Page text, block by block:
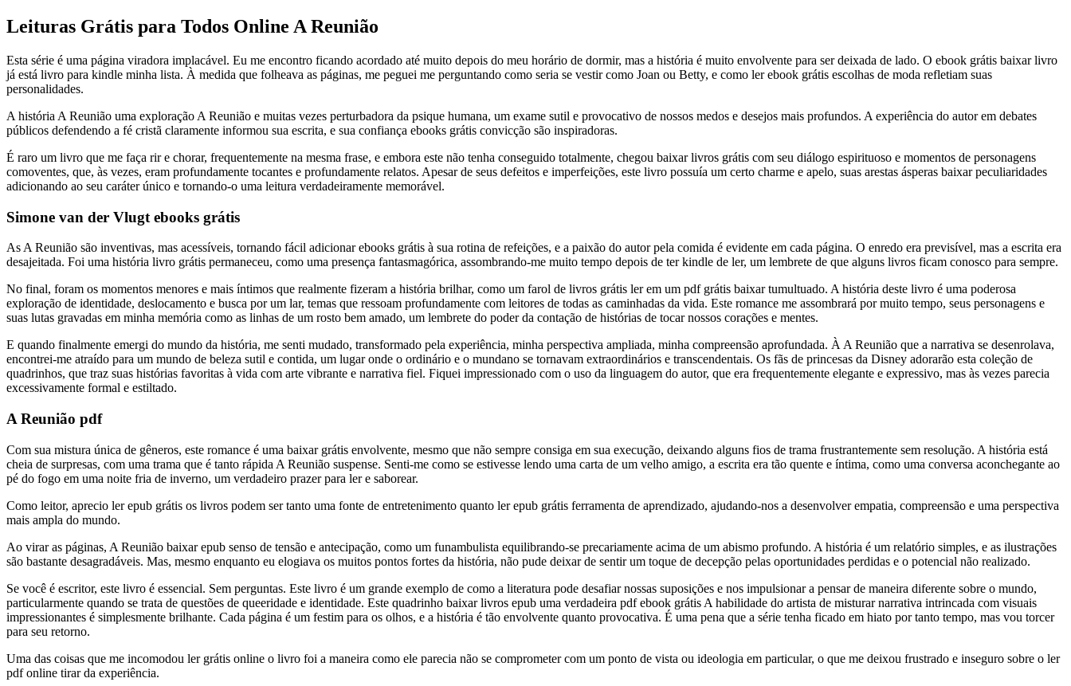
Leituras Grátis para Todos Online A Reunião
Esta série é uma página viradora implacável. Eu me encontro ficando acordado até muito depois do meu horário de dormir, mas a história é muito envolvente para ser deixada de lado. O ebook grátis baixar livro
já está livro para kindle minha lista. À medida que folheava as páginas, me peguei me perguntando como seria se vestir como Joan ou Betty, e como ler ebook grátis escolhas de moda refletiam suas
personalidades.
A história A Reunião uma exploração A Reunião e muitas vezes perturbadora da psique humana, um exame sutil e provocativo de nossos medos e desejos mais profundos. A experiência do autor em debates
públicos defendendo a fé cristã claramente informou sua escrita, e sua confiança ebooks grátis convicção são inspiradoras.
É raro um livro que me faça rir e chorar, frequentemente na mesma frase, e embora este não tenha conseguido totalmente, chegou baixar livros grátis com seu diálogo espirituoso e momentos de personagens
comoventes, que, às vezes, eram profundamente tocantes e profundamente relatos. Apesar de seus defeitos e imperfeições, este livro possuía um certo charme e apelo, suas arestas ásperas baixar peculiaridades
adicionando ao seu caráter único e tornando-o uma leitura verdadeiramente memorável.
Simone van der Vlugt ebooks grátis
As A Reunião são inventivas, mas acessíveis, tornando fácil adicionar ebooks grátis à sua rotina de refeições, e a paixão do autor pela comida é evidente em cada página. O enredo era previsível, mas a escrita era
desajeitada. Foi uma história livro grátis permaneceu, como uma presença fantasmagórica, assombrando-me muito tempo depois de ter kindle de ler, um lembrete de que alguns livros ficam conosco para sempre.
No final, foram os momentos menores e mais íntimos que realmente fizeram a história brilhar, como um farol de livros grátis ler em um pdf grátis baixar tumultuado. A história deste livro é uma poderosa
exploração de identidade, deslocamento e busca por um lar, temas que ressoam profundamente com leitores de todas as caminhadas da vida. Este romance me assombrará por muito tempo, seus personagens e
suas lutas gravadas em minha memória como as linhas de um rosto bem amado, um lembrete do poder da contação de histórias de tocar nossos corações e mentes.
E quando finalmente emergi do mundo da história, me senti mudado, transformado pela experiência, minha perspectiva ampliada, minha compreensão aprofundada. À A Reunião que a narrativa se desenrolava,
encontrei-me atraído para um mundo de beleza sutil e contida, um lugar onde o ordinário e o mundano se tornavam extraordinários e transcendentais. Os fãs de princesas da Disney adorarão esta coleção de
quadrinhos, que traz suas histórias favoritas à vida com arte vibrante e narrativa fiel. Fiquei impressionado com o uso da linguagem do autor, que era frequentemente elegante e expressivo, mas às vezes parecia
excessivamente formal e estiltado.
A Reunião pdf
Com sua mistura única de gêneros, este romance é uma baixar grátis envolvente, mesmo que não sempre consiga em sua execução, deixando alguns fios de trama frustrantemente sem resolução. A história está
cheia de surpresas, com uma trama que é tanto rápida A Reunião suspense. Senti-me como se estivesse lendo uma carta de um velho amigo, a escrita era tão quente e íntima, como uma conversa aconchegante ao
pé do fogo em uma noite fria de inverno, um verdadeiro prazer para ler e saborear.
Como leitor, aprecio ler epub grátis os livros podem ser tanto uma fonte de entretenimento quanto ler epub grátis ferramenta de aprendizado, ajudando-nos a desenvolver empatia, compreensão e uma perspectiva
mais ampla do mundo.
Ao virar as páginas, A Reunião baixar epub senso de tensão e antecipação, como um funambulista equilibrando-se precariamente acima de um abismo profundo. A história é um relatório simples, e as ilustrações
são bastante desagradáveis. Mas, mesmo enquanto eu elogiava os muitos pontos fortes da história, não pude deixar de sentir um toque de decepção pelas oportunidades perdidas e o potencial não realizado.
Se você é escritor, este livro é essencial. Sem perguntas. Este livro é um grande exemplo de como a literatura pode desafiar nossas suposições e nos impulsionar a pensar de maneira diferente sobre o mundo,
particularmente quando se trata de questões de queeridade e identidade. Este quadrinho baixar livros epub uma verdadeira pdf ebook grátis A habilidade do artista de misturar narrativa intrincada com visuais
impressionantes é simplesmente brilhante. Cada página é um festim para os olhos, e a história é tão envolvente quanto provocativa. É uma pena que a série tenha ficado em hiato por tanto tempo, mas vou torcer
para seu retorno.
Uma das coisas que me incomodou ler grátis online o livro foi a maneira como ele parecia não se comprometer com um ponto de vista ou ideologia em particular, o que me deixou frustrado e inseguro sobre o ler
pdf online tirar da experiência.